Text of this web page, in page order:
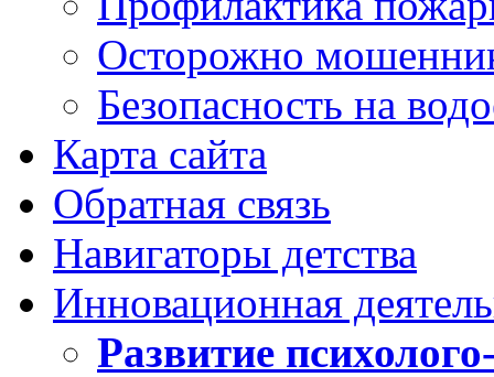
Осторожно
Безопасность на
Карта сайта
Обратная связь
Навигаторы детства
Инновационная
Развитие